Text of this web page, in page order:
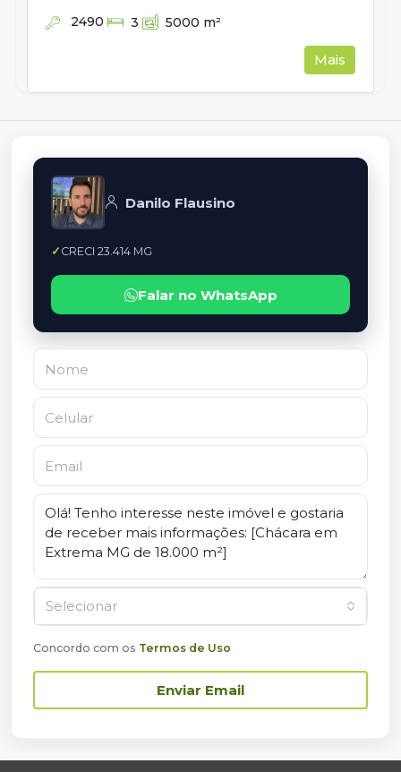
2490 3 5000 m²
Mais
Danilo Flausino
CRECI 23.414 MG
Falar no WhatsApp
Selecionar
Concordo com os Termos de Uso
Enviar Email